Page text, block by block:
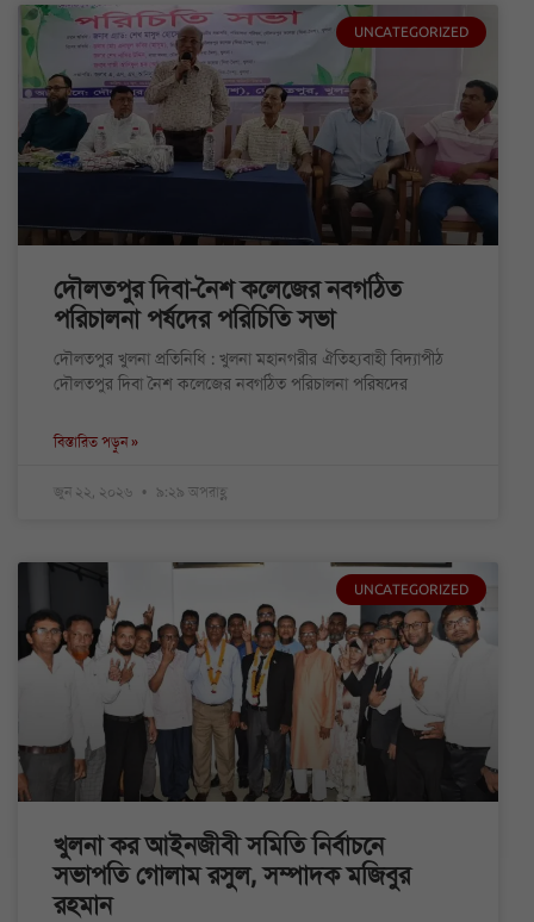
UNCATEGORIZED
দৌলতপুর দিবা-নৈশ কলেজের নবগঠিত
পরিচালনা পর্ষদের পরিচিতি সভা
দৌলতপুর খুলনা প্রতিনিধি : খুলনা মহানগরীর ঐতিহ্যবাহী বিদ্যাপীঠ
দৌলতপুর দিবা নৈশ কলেজের নবগঠিত পরিচালনা পরিষদের
বিস্তারিত পড়ুন »
জুন ২২, ২০২৬ ৯:২৯ অপরাহ্ণ
UNCATEGORIZED
খুলনা কর আইনজীবী সমিতি নির্বাচনে
সভাপতি গোলাম রসুল, সম্পাদক মজিবুর
রহমান